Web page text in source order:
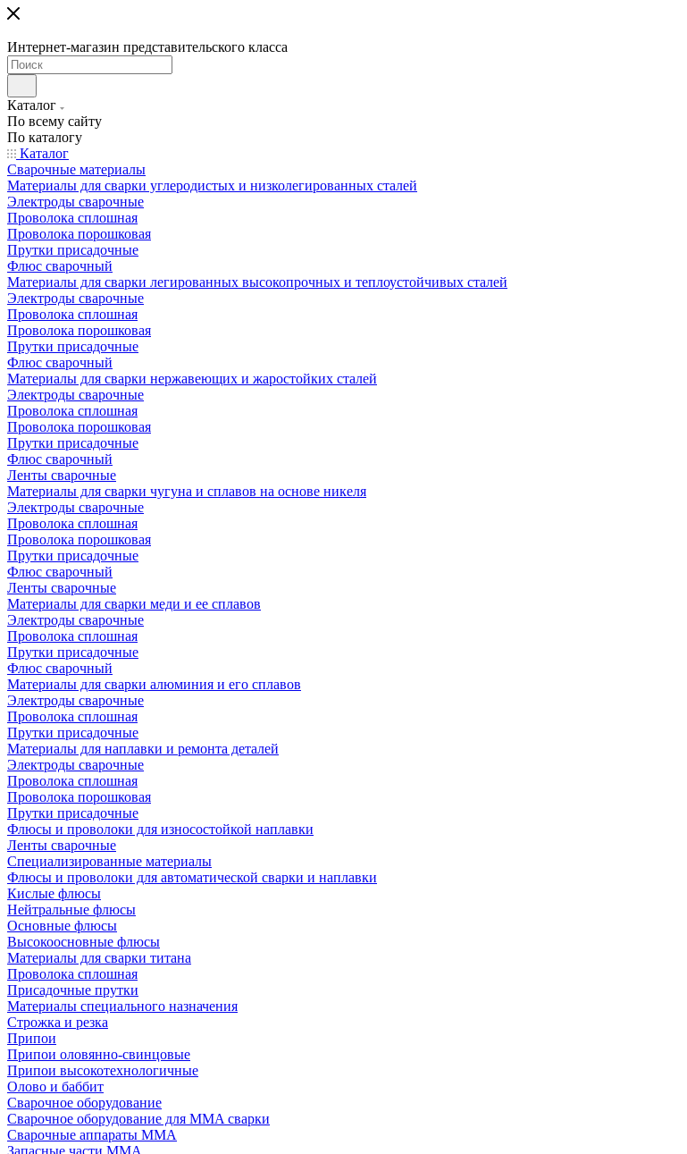
Интернет-магазин представительского класса
Каталог
По всему сайту
По каталогу
Каталог
Сварочные материалы
Материалы для сварки углеродистых и низколегированных сталей
Электроды сварочные
Проволока сплошная
Проволока порошковая
Прутки присадочные
Флюс сварочный
Материалы для сварки легированных высокопрочных и теплоустойчивых сталей
Электроды сварочные
Проволока сплошная
Проволока порошковая
Прутки присадочные
Флюс сварочный
Материалы для сварки нержавеющих и жаростойких сталей
Электроды сварочные
Проволока сплошная
Проволока порошковая
Прутки присадочные
Флюс сварочный
Ленты сварочные
Материалы для сварки чугуна и сплавов на основе никеля
Электроды сварочные
Проволока сплошная
Проволока порошковая
Прутки присадочные
Флюс сварочный
Ленты сварочные
Материалы для сварки меди и ее сплавов
Электроды сварочные
Проволока сплошная
Прутки присадочные
Флюс сварочный
Материалы для сварки алюминия и его сплавов
Электроды сварочные
Проволока сплошная
Прутки присадочные
Материалы для наплавки и ремонта деталей
Электроды сварочные
Проволока сплошная
Проволока порошковая
Прутки присадочные
Флюсы и проволоки для износостойкой наплавки
Ленты сварочные
Специализированные материалы
Флюсы и проволоки для автоматической сварки и наплавки
Кислые флюсы
Нейтральные флюсы
Основные флюсы
Высокоосновные флюсы
Материалы для сварки титана
Проволока сплошная
Присадочные прутки
Материалы специального назначения
Строжка и резка
Припои
Припои оловянно-свинцовые
Припои высокотехнологичные
Олово и баббит
Сварочное оборудование
Сварочное оборудование для MMA сварки
Сварочные аппараты MMA
Запасные части MMA